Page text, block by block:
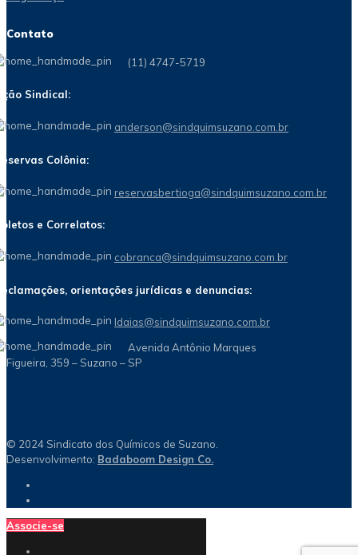
Contato
(11) 4747-5719
Sindical:
anderson@sindquimsuzano.com.br
Colônia:
reservasbertioga@sindquimsuzano.com.br
e Correlatos:
cobranca@sindquimsuzano.com.br
orientações jurídicas e denuncias:
Idaias@sindquimsuzano.com.br
Avenida Antônio Marques
Figueira, 359 – Suzano – SP
© 2024 Sindicato dos Químicos de Suzano.
Desenvolvimento: Badaboom Design Co.
Associe-se